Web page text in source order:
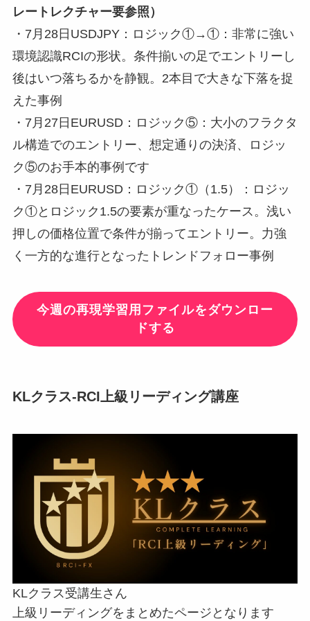
レートレクチャー要参照）
・7月28日USDJPY：ロジック①→①：非常に強い
環境認識RCIの形状。条件揃いの足でエントリーし
後はいつ落ちるかを静観。2本目で大きな下落を捉
えた事例
・7月27日EURUSD：ロジック⑤：大小のフラクタ
ル構造でのエントリー、想定通りの決済、ロジッ
ク⑤のお手本的事例です
・7月28日EURUSD：ロジック①（1.5）：ロジッ
ク①とロジック1.5の要素が重なったケース。浅い
押しの価格位置で条件が揃ってエントリー。力強
く一方的な進行となったトレンドフォロー事例
今週の再現学習用ファイルをダウンロー
ドする
KLクラス-RCI上級リーディング講座
KLクラス受講生さん
上級リーディングをまとめたページとなります